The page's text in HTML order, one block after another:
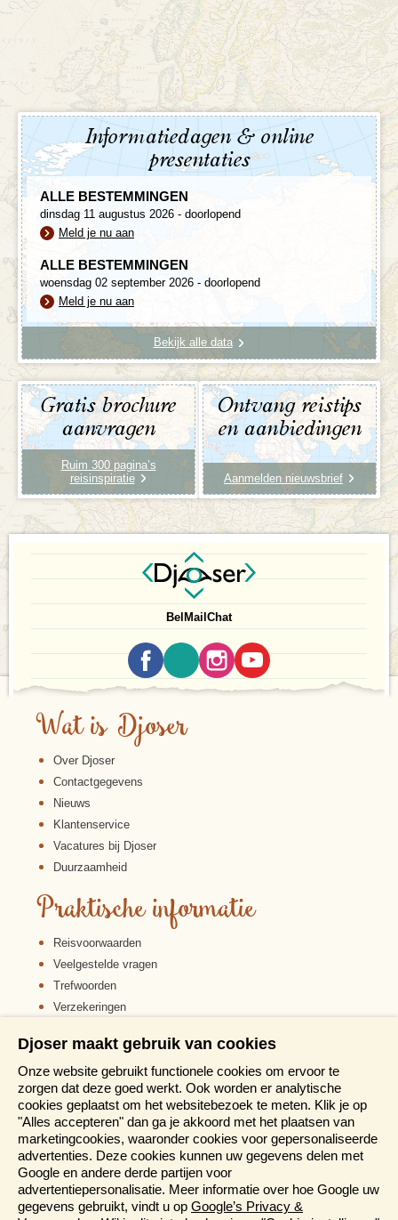
Informatiedagen & online
presentaties
ALLE BESTEMMINGEN
dinsdag 11 augustus 2026 - doorlopend
Meld je nu aan
ALLE BESTEMMINGEN
woensdag 02 september 2026 - doorlopend
Meld je nu aan
Bekijk alle data
Gratis brochure
aanvragen
Ruim 300 pagina’s
reisinspiratie
Ontvang reistips
en aanbiedingen
Aanmelden nieuwsbrief
BelMailChat
Wat is Djoser
Over Djoser
Contactgegevens
Nieuws
Klantenservice
Vacatures bij Djoser
Duurzaamheid
Praktische informatie
Reisvoorwaarden
Veelgestelde vragen
Trefwoorden
Verzekeringen
Disclaimer
Cookiebeleid
Privacy verklaring
Reis en boek met Djoser zekerheid
Meer weten?
Brochure aanvragen
Presentaties en Informatiedagen
Djoser maakt gebruik van cookies
Onze website gebruikt functionele cookies om ervoor te
zorgen dat deze goed werkt. Ook worden er analytische
cookies geplaatst om het websitebezoek te meten. Klik je op
"Alles accepteren" dan ga je akkoord met het plaatsen van
marketingcookies, waaronder cookies voor gepersonaliseerde
advertenties. Deze cookies kunnen uw gegevens delen met
Google en andere derde partijen voor
advertentiepersonalisatie. Meer informatie over hoe Google uw
gegevens gebruikt, vindt u op Google’s Privacy &